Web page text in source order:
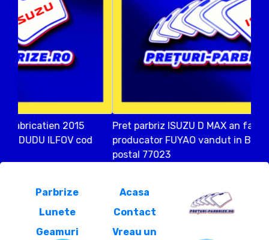
Pret parbriz ISUZU D MAX an fabricatien 2012
producator FUYAO vandut in BERCENI ILFOV cod
Parbrize
Lunete
Geamuri
Acasa
Contact
Vreau un